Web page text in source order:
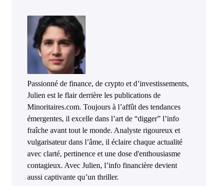
Passionné de finance, de crypto et d’investissements,
Julien est le flair derrière les publications de
Minoritaires.com. Toujours à l’affût des tendances
émergentes, il excelle dans l’art de “digger” l’info
fraîche avant tout le monde. Analyste rigoureux et
vulgarisateur dans l’âme, il éclaire chaque actualité
avec clarté, pertinence et une dose d'enthousiasme
contagieux. Avec Julien, l’info financière devient
aussi captivante qu’un thriller.